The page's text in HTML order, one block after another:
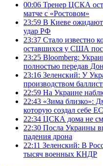
00:06 Тренер ЦСКА
матче с «Ростовом»
23:59 В Киеве
удар РФ
23:37 Стало известно
оставшихся у США
23:25 Bloomberg:
полностью передав
23:16 Зеленский: У
производством
22:59 На Украине
22:43 «Зима близко»:
которую создал себе ЕС
22:34 ЦСКА дома не
22:30 Посла Украины
падения дрона
22:11 Зеленский: В
тысяч военных КНДР